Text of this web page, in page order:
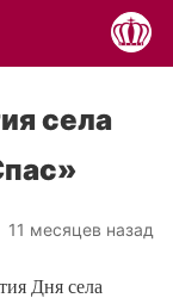
села
11 месяцев назад
Дня села